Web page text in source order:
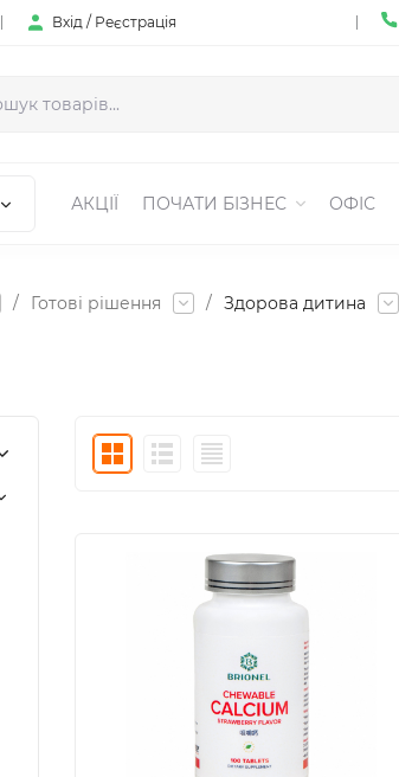
Вхід / Реєстрація
АКЦІЇ ПОЧАТИ БІЗНЕС ОФІС
/ Готові рішення / Здорова дитина